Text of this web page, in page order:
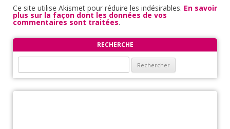
Ce site utilise Akismet pour réduire les indésirables. En savoir
plus sur la façon dont les données de vos
commentaires sont traitées.
RECHERCHE